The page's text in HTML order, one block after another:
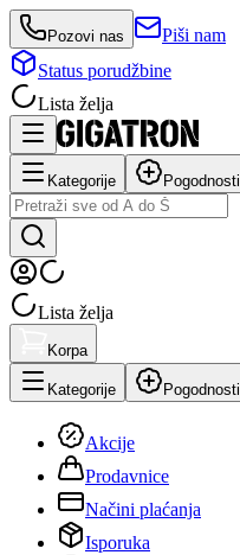
Pozovi nas
Piši nam
Status porudžbine
Lista želja
Kategorije Pogodnosti
Lista želja
Korpa
Kategorije Pogodnosti
Akcije
Prodavnice
Načini plaćanja
Isporuka